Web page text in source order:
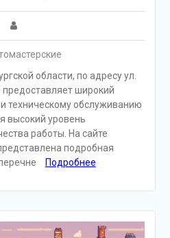
области, по адресу ул.
широкий
техническому обслуживанию
высокий уровень
работы. На сайте
подробная
Подробнее